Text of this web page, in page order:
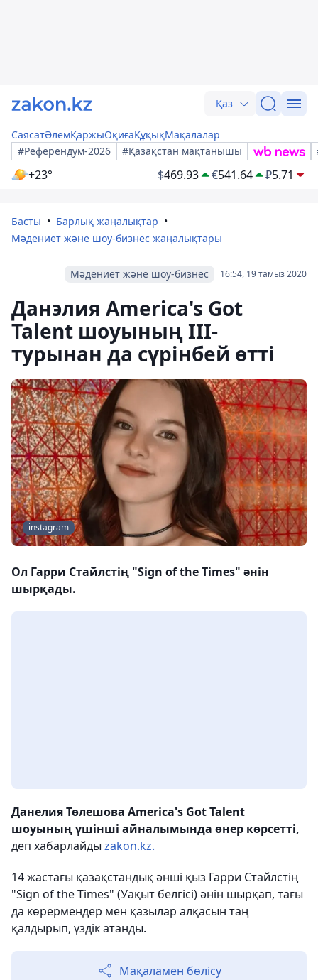
Қаз
СаясатӘлемҚаржыОқиғаҚұқықМақалалар
#Референдум-2026
#Қазақстан мақтанышы
+23° $469.93 €541.64 ₽5.71
Басты
Барлық жаңалықтар
Мәдениет және шоу-бизнес жаңалықтары
16:54, 19 тамыз 2020
Мәдениет және шоу-бизнес
Данэлия America's Got
Talent шоуының ІІІ-
турынан да сүрінбей өтті
instagram
Ол Гарри Стайлстің "Sign of the Times" әнін
шырқады.
Данелия Төлешова America's Got Talent
шоуының үшінші айналымында өнер көрсетті,
деп хабарлайды zakon.kz.
14 жастағы қазақстандық әнші қыз Гарри Стайлстің
"Sign of the Times" (Уақыт белгісі) әнін шырқап, тағы
да көрермендер мен қазылар алқасын таң
қалдырып, үздік атанды.
Мақаламен бөлісу